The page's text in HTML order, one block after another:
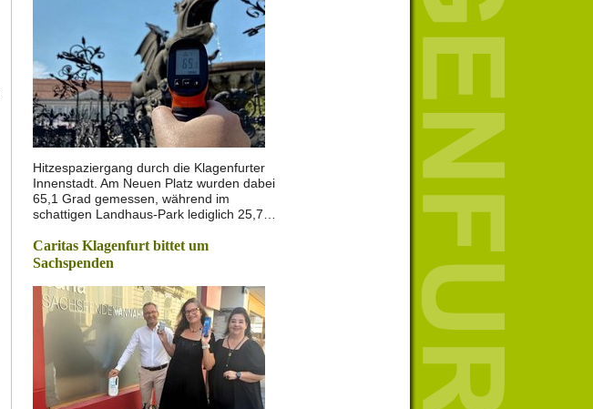
Hitzespaziergang durch die Klagenfurter
Innenstadt. Am Neuen Platz wurden dabei
65,1 Grad gemessen, während im
schattigen Landhaus-Park lediglich 25,7…
Caritas Klagenfurt bittet um
Sachspenden